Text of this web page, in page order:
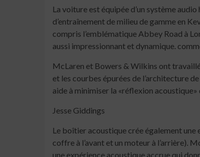
La voiture est équipée d’un système
d’entraînement de milieu de gamme en
compris l’emblématique Abbey Road à
aussi impressionnant et dynamique.
McLaren et Bowers & Wilkins ont
et les courbes épurées de l’architecture
aide à minimiser la «réflexion
Jesse Giddings
Le boîtier acoustique crée également une
coffre à l’avant et un moteur à l’arrière).
une expérience acoustique accrue qui